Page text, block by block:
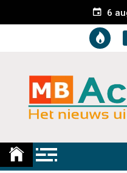
e
t
6
Medemblik